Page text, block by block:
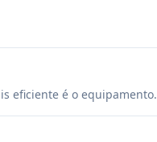
eficiente é o equipamento.